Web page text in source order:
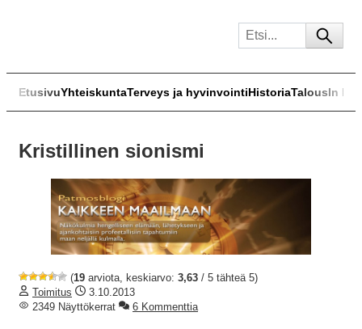
EtusivuYhteiskuntaTerveys ja hyvinvointiHistoriaTalousIn
Kristillinen sionismi
(19 arviota, keskiarvo: 3,63 / 5 tähteä 5)
Toimitus
3.10.2013
2349 Näyttökerrat
6 Kommenttia